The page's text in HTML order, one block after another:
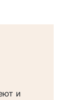
и